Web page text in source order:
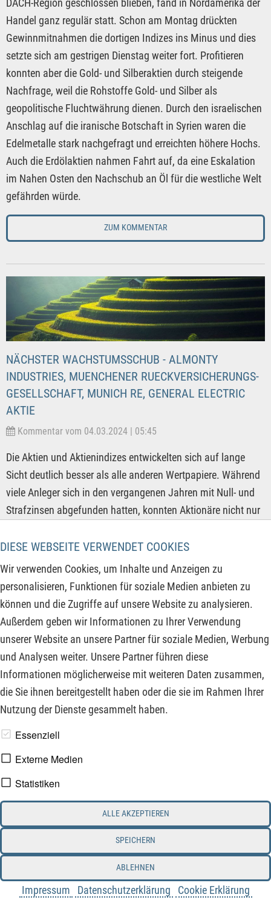
DIESE WEBSEITE VERWENDET COOKIES
Wir verwenden Cookies, um Inhalte und Anzeigen zu
personalisieren, Funktionen für soziale Medien anbieten zu
können und die Zugriffe auf unsere Website zu analysieren.
Außerdem geben wir Informationen zu Ihrer Verwendung
unserer Website an unsere Partner für soziale Medien, Werbung
und Analysen weiter. Unsere Partner führen diese
Informationen möglicherweise mit weiteren Daten zusammen,
die Sie ihnen bereitgestellt haben oder die sie im Rahmen Ihrer
Nutzung der Dienste gesammelt haben.
Essenziell
Externe Medien
Statistiken
ALLE AKZEPTIEREN
SPEICHERN
ABLEHNEN
Impressum Datenschutzerklärung Cookie Erklärung
DACH-Region geschlossen blieben, fand in Nordamerika der
Handel ganz regulär statt. Schon am Montag drückten
Gewinnmitnahmen die dortigen Indizes ins Minus und dies
setzte sich am gestrigen Dienstag weiter fort. Profitieren
konnten aber die Gold- und Silberaktien durch steigende
Nachfrage, weil die Rohstoffe Gold- und Silber als
geopolitische Fluchtwährung dienen. Durch den israelischen
Anschlag auf die iranische Botschaft in Syrien waren die
Edelmetalle stark nachgefragt und erreichten höhere Hochs.
Auch die Erdölaktien nahmen Fahrt auf, da eine Eskalation
im Nahen Osten den Nachschub an Öl für die westliche Welt
gefährden würde.
ZUM KOMMENTAR
NÄCHSTER WACHSTUMSSCHUB - ALMONTY
INDUSTRIES, MUENCHENER RUECKVERSICHERUNGS-
GESELLSCHAFT, MUNICH RE, GENERAL ELECTRIC
AKTIE
Kommentar vom 04.03.2024 | 05:45
Die Aktien und Aktienindizes entwickelten sich auf lange
Sicht deutlich besser als alle anderen Wertpapiere. Während
viele Anleger sich in den vergangenen Jahren mit Null- und
Strafzinsen abgefunden hatten, konnten Aktionäre nicht nur
profitieren. Doch dafür müssen die Aktionäre auch höhere
Kursschwankungen aushalten, die viele Sparbuchsparer um
ihren Schlaf bringen würde, aber durch die stetige Inflation
auch um ihre Kaufkraft. Ein ausgewogenes Verhältnis von
Aktien- und Anleihenquote sollte aber der Standard sein und
diese Aktien könnten in den kommenden Jahren für den
Kaufkrafterhalt und die Mehrrendite sorgen.
www.derfinanzinvestor.de - © 2026 - Die Publikation für
Datenschutz
Interessenskonflikt & Risikohinweis
Nutzungsbedingungen